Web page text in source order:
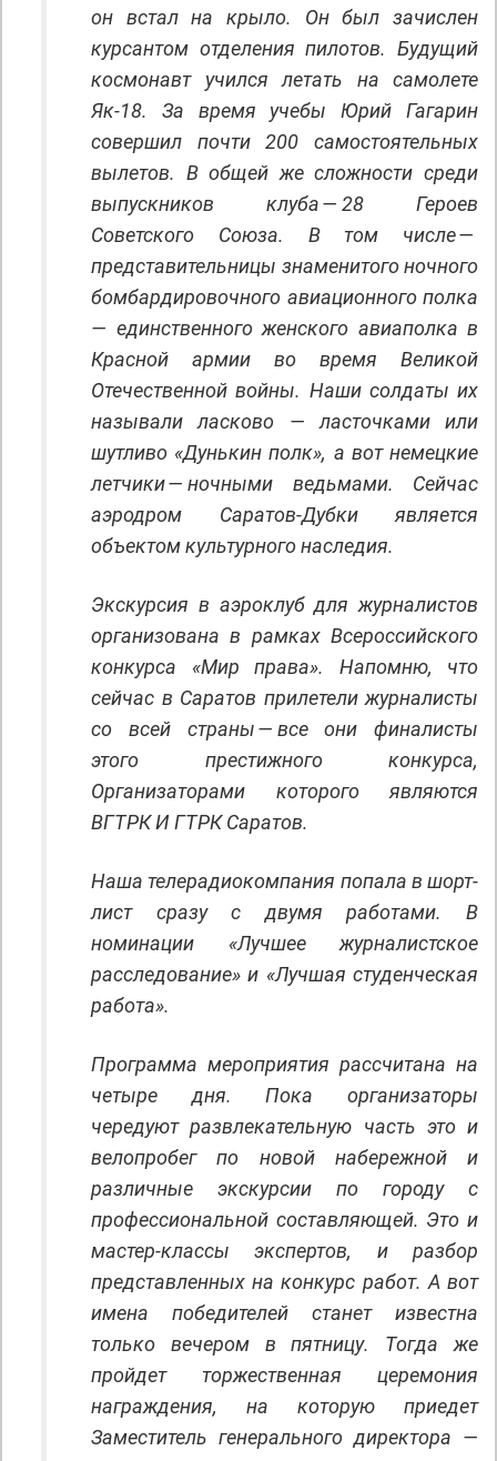
он встал на крыло. Он был зачислен
курсантом отделения пилотов. Будущий
космонавт учился летать на самолете
Як-18. За время учебы Юрий Гагарин
совершил почти 200 самостоятельных
вылетов. В общей же сложности среди
выпускников клуба — 28 Героев
Советского Союза. В том числе —
представительницы знаменитого ночного
бомбардировочного авиационного полка
— единственного женского авиаполка в
Красной армии во время Великой
Отечественной войны. Наши солдаты их
называли ласково — ласточками или
шутливо «Дунькин полк», а вот немецкие
летчики — ночными ведьмами. Сейчас
аэродром Саратов-Дубки является
объектом культурного наследия.
Экскурсия в аэроклуб для журналистов
организована в рамках Всероссийского
конкурса «Мир права». Напомню, что
сейчас в Саратов прилетели журналисты
со всей страны — все они финалисты
этого престижного конкурса,
Организаторами которого являются
ВГТРК И ГТРК Саратов.
Наша телерадиокомпания попала в шорт-
лист сразу с двумя работами. В
номинации «Лучшее журналистское
расследование» и «Лучшая студенческая
работа».
Программа мероприятия рассчитана на
четыре дня. Пока организаторы
чередуют развлекательную часть это и
велопробег по новой набережной и
различные экскурсии по городу с
профессиональной составляющей. Это и
мастер-классы экспертов, и разбор
представленных на конкурс работ. А вот
имена победителей станет известна
только вечером в пятницу. Тогда же
пройдет торжественная церемония
награждения, на которую приедет
Заместитель генерального директора —